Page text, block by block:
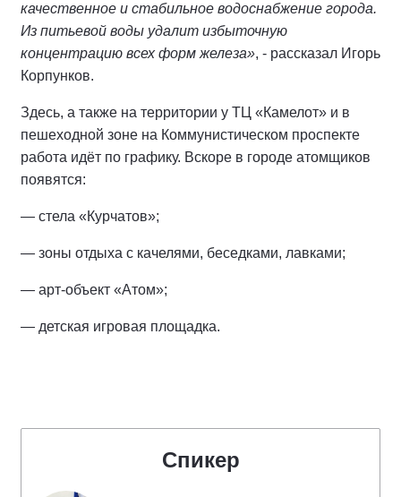
качественное и стабильное водоснабжение города.
Из питьевой воды удалит избыточную
концентрацию всех форм железа», - рассказал Игорь
Корпунков.
Здесь, а также на территории у ТЦ «Камелот» и в
пешеходной зоне на Коммунистическом проспекте
работа идёт по графику. Вскоре в городе атомщиков
появятся:
— стела «Курчатов»;
— зоны отдыха с качелями, беседками, лавками;
— арт-объект «Атом»;
— детская игровая площадка.
Спикер